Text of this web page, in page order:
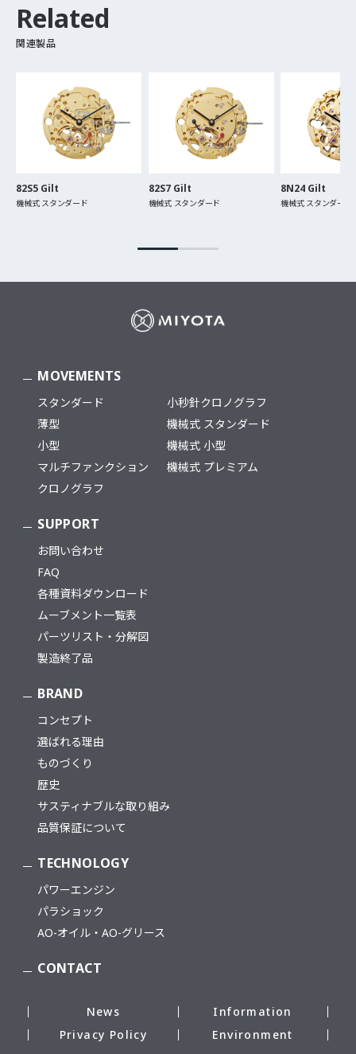
Related
関連製品
82S5 Gilt
機械式 スタンダード
82S7 Gilt
機械式 スタンダード
8N24 Gilt
機械式 スタンダード
MOVEMENTS
スタンダード
薄型
小型
マルチファンクション
クロノグラフ
小秒針クロノグラフ
機械式 スタンダード
機械式 小型
機械式 プレミアム
SUPPORT
お問い合わせ
FAQ
各種資料ダウンロード
ムーブメント一覧表
パーツリスト・分解図
製造終了品
BRAND
コンセプト
選ばれる理由
ものづくり
歴史
サスティナブルな取り組み
品質保証について
TECHNOLOGY
パワーエンジン
パラショック
AO-オイル・AO-グリース
CONTACT
News
Information
Privacy Policy
Environment